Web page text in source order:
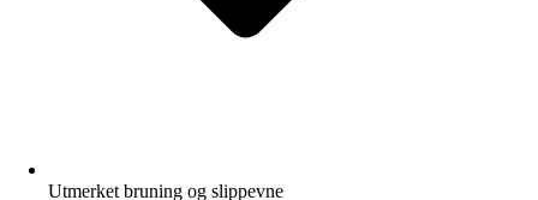
Utmerket bruning og slippevne